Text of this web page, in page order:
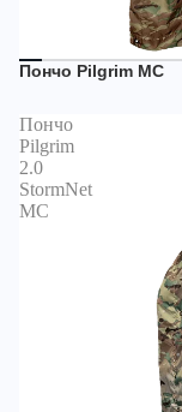
НЕМАЄ В НАЯВНОСТІ
Пончо Pilgrim MC
Пончо
Pilgrim
2.0
StormNet
MC